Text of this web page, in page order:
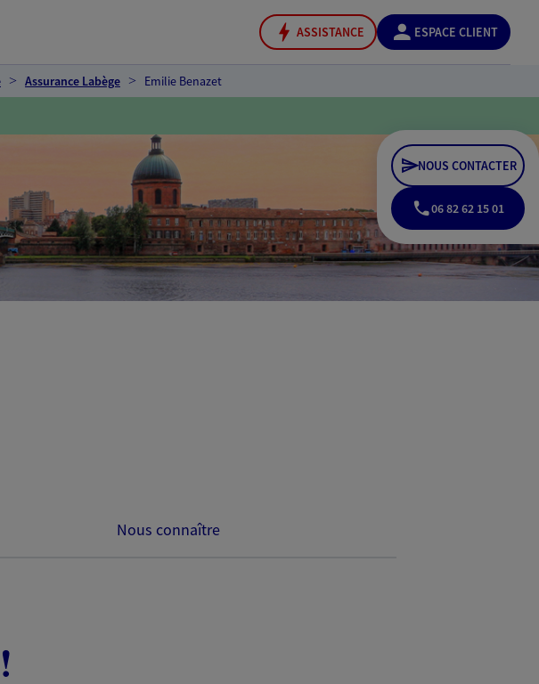
ASSISTANCE ESPACE CLIENT
Assurance Labège Emilie Benazet
NOUS CONTACTER
06 82 62 15 01
Nous connaître